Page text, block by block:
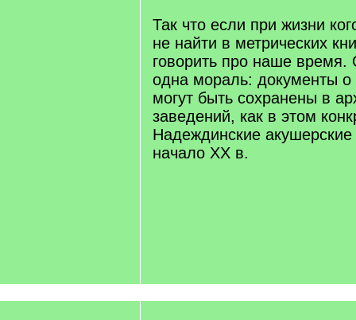
Так что если при жизни
не найти в метрических
говорить про наше
одна мораль: документы
могут быть сохранены в
заведений, как в этом
Надеждинские
начало ХХ в.